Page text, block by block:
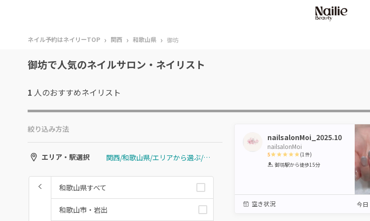
ネイル予約はネイリーTOP › 関西 › 和歌山県 › 御坊
御坊で人気のネイルサロン・ネイリスト
1 人のおすすめネイリスト
絞り込み方法
エリア・駅選択 関西/和歌山県/エリアから選ぶ/御坊
和歌山県すべて
和歌山市・岩出
nailsalonMoi_2025.10
nailsalonMoi
5
1 2 3 4 5
(1件)
御坊駅から徒歩15分
空き状況 今日